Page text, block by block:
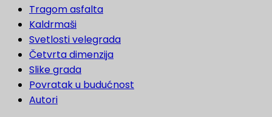
Tragom asfalta
Kaldrmaši
Svetlosti velegrada
Četvrta dimenzija
Slike grada
Povratak u budućnost
Autori